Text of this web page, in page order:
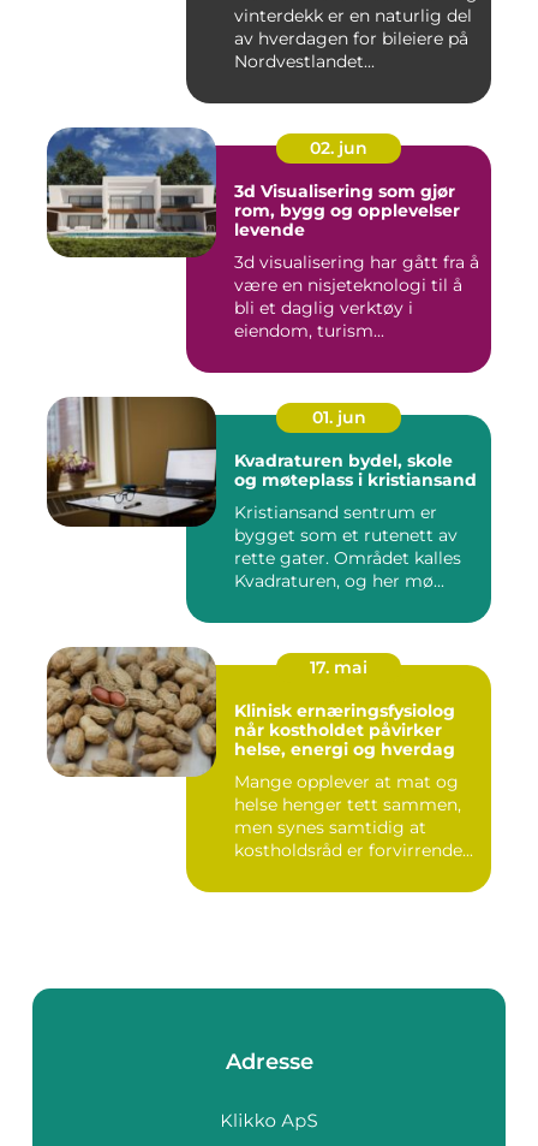
vinterdekk er en naturlig del
av hverdagen for bileiere på
Nordvestlandet...
02. jun
3d Visualisering som gjør
rom, bygg og opplevelser
levende
3d visualisering har gått fra å
være en nisjeteknologi til å
bli et daglig verktøy i
eiendom, turism...
01. jun
Kvadraturen bydel, skole
og møteplass i kristiansand
Kristiansand sentrum er
bygget som et rutenett av
rette gater. Området kalles
Kvadraturen, og her mø...
17. mai
Klinisk ernæringsfysiolog
når kostholdet påvirker
helse, energi og hverdag
Mange opplever at mat og
helse henger tett sammen,
men synes samtidig at
kostholdsråd er forvirrende...
Adresse